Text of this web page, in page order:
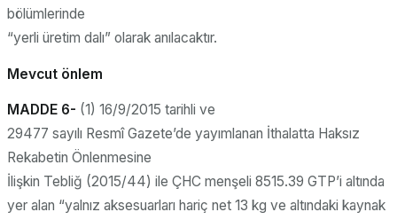
bölümlerinde
“yerli üretim dalı” olarak anılacaktır.
Mevcut önlem
MADDE 6- (1) 16/9/2015 tarihli ve
29477 sayılı Resmî Gazete’de yayımlanan İthalatta Haksız
Rekabetin Önlenmesine
İlişkin Tebliğ (2015/44) ile ÇHC menşeli 8515.39 GTP’i altında
yer alan “yalnız aksesuarları hariç net 13 kg ve altındaki kaynak